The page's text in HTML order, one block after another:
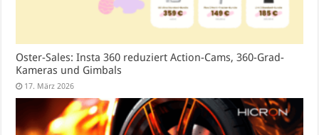
Oster-Sales: Insta 360 reduziert Action-Cams, 360-Grad-
Kameras und Gimbals
17. März 2026